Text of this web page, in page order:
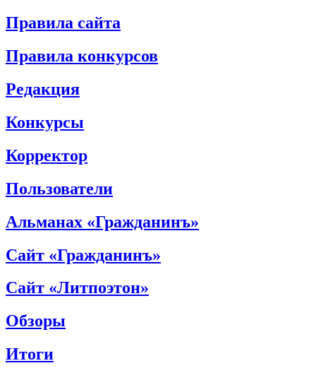
Правила сайта
Правила конкурсов
Редакция
Конкурсы
Корректор
Пользователи
Альманах «Гражданинъ»
Сайт «Гражданинъ»
Сайт «Литпоэтон»
Обзоры
Итоги